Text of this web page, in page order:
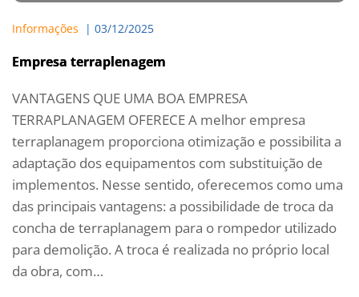
Informações
  |
03/12/2025
Empresa terraplenagem
VANTAGENS QUE UMA BOA EMPRESA
TERRAPLANAGEM OFERECE A melhor empresa
terraplanagem proporciona otimização e possibilita a
adaptação dos equipamentos com substituição de
implementos. Nesse sentido, oferecemos como uma
das principais vantagens: a possibilidade de troca da
concha de terraplanagem para o rompedor utilizado
para demolição. A troca é realizada no próprio local
da obra, com…